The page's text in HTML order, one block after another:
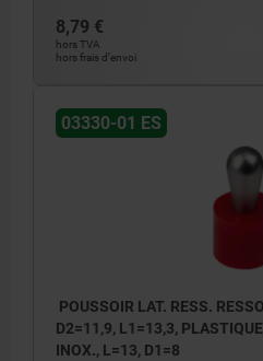
8,79 €
hors TVA
hors frais d’envoi
03330-01 ES
POUSSOIR LAT. RESS.
D2=11,9, L1=13,3,
INOX., L=13, D1=8